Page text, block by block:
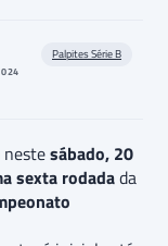
Palpites Série B
sábado, 20
sexta rodadada